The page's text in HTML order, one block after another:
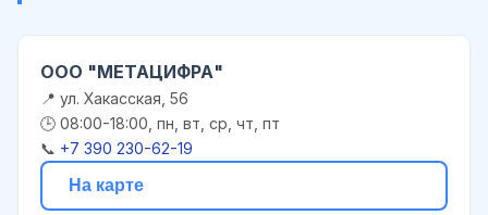
ООО "МЕТАЦИФРА"
📍 ул. Хакасская, 56
🕒 08:00-18:00, пн, вт, ср, чт, пт
📞 +7 390 230-62-19
На карте